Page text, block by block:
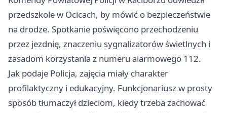
przedszkole w Ocicach, by mówić o bezpieczeństwie
na drodze. Spotkanie poświęcono przechodzeniu
przez jezdnię, znaczeniu sygnalizatorów świetlnych i
zasadom korzystania z numeru alarmowego 112.
Jak podaje Policja, zajęcia miały charakter
profilaktyczny i edukacyjny. Funkcjonariusz w prosty
sposób tłumaczył dzieciom, kiedy trzeba zachować